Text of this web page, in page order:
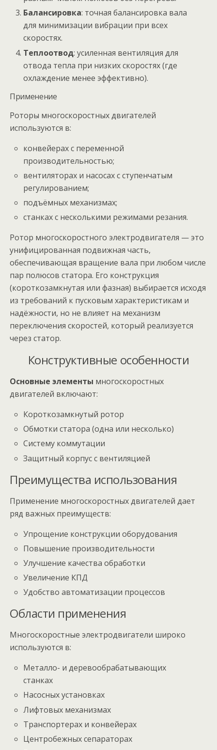
Балансировка: точная балансировка вала
для минимизации вибрации при всех
скоростях.
Теплоотвод: усиленная вентиляция для
отвода тепла при низких скоростях (где
охлаждение менее эффективно).
Применение
Роторы многоскоростных двигателей
используются в:
конвейерах с переменной
производительностью;
вентиляторах и насосах с ступенчатым
регулированием;
подъёмных механизмах;
станках с несколькими режимами резания.
Ротор многоскоростного электродвигателя — это
унифицированная подвижная часть,
обеспечивающая вращение вала при любом числе
пар полюсов статора. Его конструкция
(короткозамкнутая или фазная) выбирается исходя
из требований к пусковым характеристикам и
надёжности, но не влияет на механизм
переключения скоростей, который реализуется
через статор.
Конструктивные особенности
Основные элементы многоскоростных
двигателей включают:
Короткозамкнутый ротор
Обмотки статора (одна или несколько)
Систему коммутации
Защитный корпус с вентиляцией
Преимущества использования
Применение многоскоростных двигателей дает
ряд важных преимуществ:
Упрощение конструкции оборудования
Повышение производительности
Улучшение качества обработки
Увеличение КПД
Удобство автоматизации процессов
Области применения
Многоскоростные электродвигатели широко
используются в:
Металло- и деревообрабатывающих
станках
Насосных установках
Лифтовых механизмах
Транспортерах и конвейерах
Центробежных сепараторах